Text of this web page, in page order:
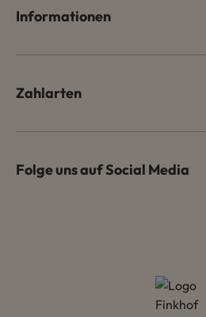
Informationen
Zahlarten
Folge uns auf Social Media